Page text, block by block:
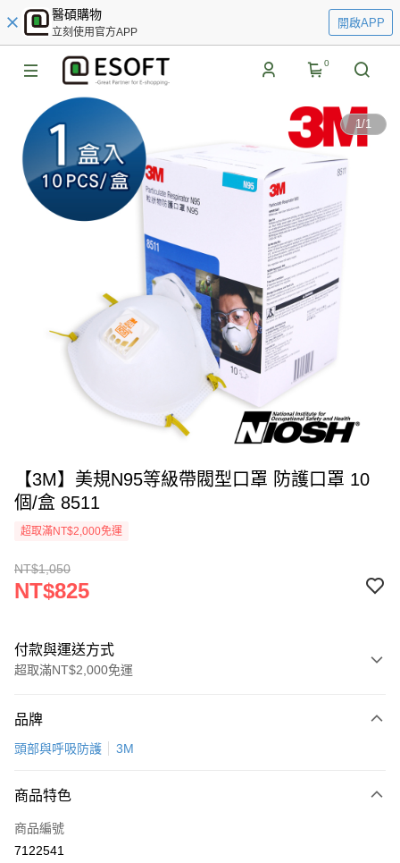
醫碩購物
立刻使用官方APP
開啟APP
0
1/1
【3M】美規N95等級帶閥型口罩 防護口罩 10
個/盒 8511
超取滿NT$2,000免運
NT$1,050
NT$825
付款與運送方式
超取滿NT$2,000免運
信用卡一次付款
LINE Pay
Apple Pay
品牌
頭部與呼吸防護 3M
商品特色
商品編號
7122541